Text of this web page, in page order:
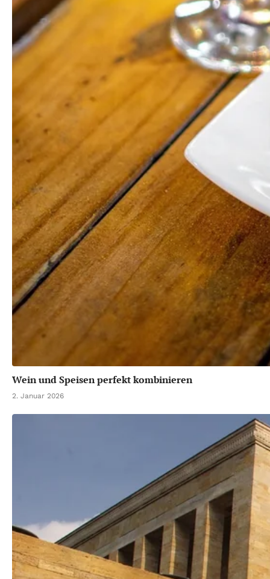
Wein und Speisen perfekt kombinieren
2. Januar 2026